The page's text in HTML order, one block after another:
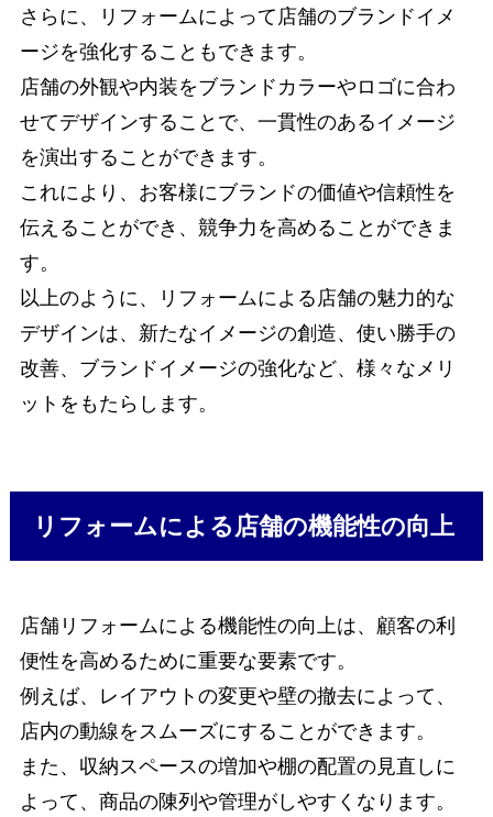
さらに、リフォームによって店舗のブランドイメ
ージを強化することもできます。
店舗の外観や内装をブランドカラーやロゴに合わ
せてデザインすることで、一貫性のあるイメージ
を演出することができます。
これにより、お客様にブランドの価値や信頼性を
伝えることができ、競争力を高めることができま
す。
以上のように、リフォームによる店舗の魅力的な
デザインは、新たなイメージの創造、使い勝手の
改善、ブランドイメージの強化など、様々なメリ
ットをもたらします。
リフォームによる店舗の機能性の向上
店舗リフォームによる機能性の向上は、顧客の利
便性を高めるために重要な要素です。
例えば、レイアウトの変更や壁の撤去によって、
店内の動線をスムーズにすることができます。
また、収納スペースの増加や棚の配置の見直しに
よって、商品の陳列や管理がしやすくなります。